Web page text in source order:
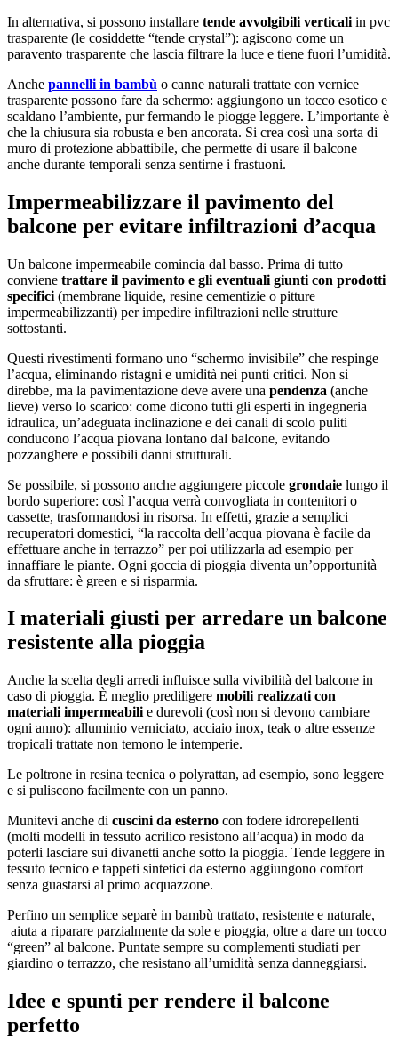
In alternativa, si possono installare tende avvolgibili verticali in pvc
trasparente (le cosiddette “tende crystal”): agiscono come un
paravento trasparente che lascia filtrare la luce e tiene fuori l’umidità.
Anche pannelli in bambù o canne naturali trattate con vernice
trasparente possono fare da schermo: aggiungono un tocco esotico e
scaldano l’ambiente, pur fermando le piogge leggere. L’importante è
che la chiusura sia robusta e ben ancorata. Si crea così una sorta di
muro di protezione abbattibile, che permette di usare il balcone
anche durante temporali senza sentirne i frastuoni.
Impermeabilizzare il pavimento del
balcone per evitare infiltrazioni d’acqua
Un balcone impermeabile comincia dal basso. Prima di tutto
conviene trattare il pavimento e gli eventuali giunti con prodotti
specifici (membrane liquide, resine cementizie o pitture
impermeabilizzanti) per impedire infiltrazioni nelle strutture
sottostanti.
Questi rivestimenti formano uno “schermo invisibile” che respinge
l’acqua, eliminando ristagni e umidità nei punti critici. Non si
direbbe, ma la pavimentazione deve avere una pendenza (anche
lieve) verso lo scarico: come dicono tutti gli esperti in ingegneria
idraulica, un’adeguata inclinazione e dei canali di scolo puliti
conducono l’acqua piovana lontano dal balcone, evitando
pozzanghere e possibili danni strutturali.
Se possibile, si possono anche aggiungere piccole grondaie lungo il
bordo superiore: così l’acqua verrà convogliata in contenitori o
cassette, trasformandosi in risorsa. In effetti, grazie a semplici
recuperatori domestici, “la raccolta dell’acqua piovana è facile da
effettuare anche in terrazzo” per poi utilizzarla ad esempio per
innaffiare le piante. Ogni goccia di pioggia diventa un’opportunità
da sfruttare: è green e si risparmia.
I materiali giusti per arredare un balcone
resistente alla pioggia
Anche la scelta degli arredi influisce sulla vivibilità del balcone in
caso di pioggia. È meglio prediligere mobili realizzati con
materiali impermeabili e durevoli (così non si devono cambiare
ogni anno): alluminio verniciato, acciaio inox, teak o altre essenze
tropicali trattate non temono le intemperie.
Le poltrone in resina tecnica o polyrattan, ad esempio, sono leggere
e si puliscono facilmente con un panno.
Munitevi anche di cuscini da esterno con fodere idrorepellenti
(molti modelli in tessuto acrilico resistono all’acqua) in modo da
poterli lasciare sui divanetti anche sotto la pioggia. Tende leggere in
tessuto tecnico e tappeti sintetici da esterno aggiungono comfort
senza guastarsi al primo acquazzone.
Perfino un semplice separè in bambù trattato, resistente e naturale,
aiuta a riparare parzialmente da sole e pioggia, oltre a dare un tocco
“green” al balcone. Puntate sempre su complementi studiati per
giardino o terrazzo, che resistano all’umidità senza danneggiarsi.
Idee e spunti per rendere il balcone
perfetto